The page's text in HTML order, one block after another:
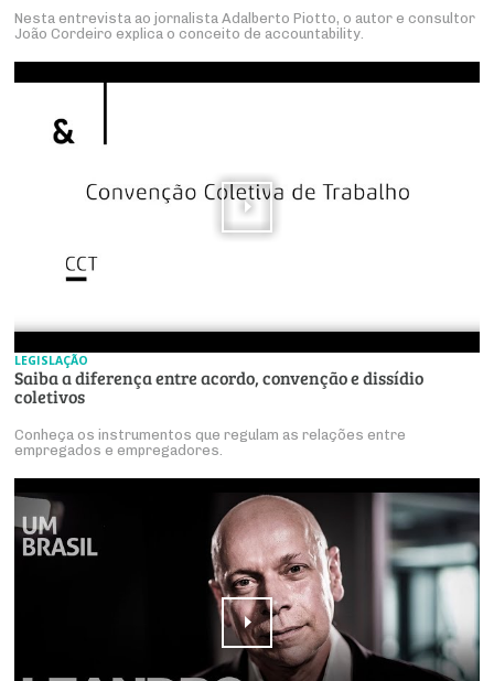
Nesta entrevista ao jornalista Adalberto Piotto, o autor e consultor
João Cordeiro explica o conceito de accountability.
LEGISLAÇÃO
Saiba a diferença entre acordo, convenção e dissídio
coletivos
Conheça os instrumentos que regulam as relações entre
empregados e empregadores.